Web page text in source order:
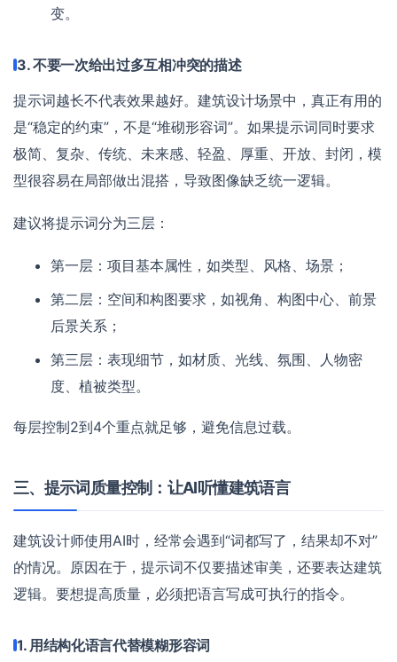
变。
3. 不要一次给出过多互相冲突的描述
提示词越长不代表效果越好。建筑设计场景中，真正有用的
是“稳定的约束”，不是“堆砌形容词”。如果提示词同时要求
极简、复杂、传统、未来感、轻盈、厚重、开放、封闭，模
型很容易在局部做出混搭，导致图像缺乏统一逻辑。
建议将提示词分为三层：
第一层：项目基本属性，如类型、风格、场景；
第二层：空间和构图要求，如视角、构图中心、前景
后景关系；
第三层：表现细节，如材质、光线、氛围、人物密
度、植被类型。
每层控制2到4个重点就足够，避免信息过载。
三、提示词质量控制：让AI听懂建筑语言
建筑设计师使用AI时，经常会遇到“词都写了，结果却不对”
的情况。原因在于，提示词不仅要描述审美，还要表达建筑
逻辑。要想提高质量，必须把语言写成可执行的指令。
1. 用结构化语言代替模糊形容词